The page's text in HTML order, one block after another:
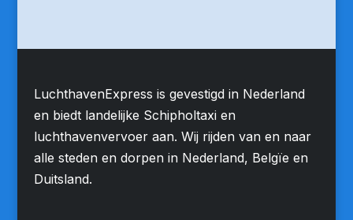
LuchthavenExpress is gevestigd in Nederland
en biedt landelijke Schipholtaxi en
luchthavenvervoer aan. Wij rijden van en naar
alle steden en dorpen in Nederland, Belgïe en
Duitsland.